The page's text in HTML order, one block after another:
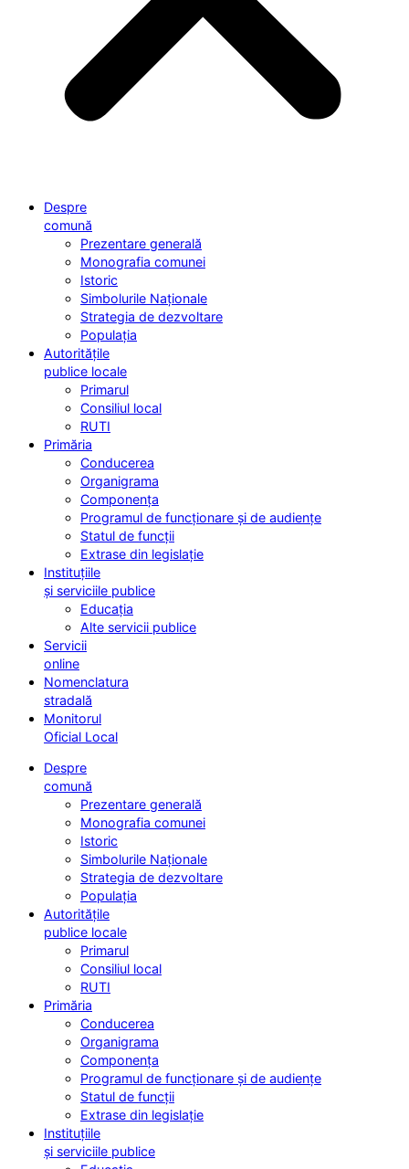
Despre
comună
Prezentare generală
Monografia comunei
Istoric
Simbolurile Naționale
Strategia de dezvoltare
Populația
Autoritățile
publice locale
Primarul
Consiliul local
RUTI
Primăria
Conducerea
Organigrama
Componența
Programul de funcționare și de audiențe
Statul de funcții
Extrase din legislație
Instituțiile
și serviciile publice
Educația
Alte servicii publice
Servicii
online
Nomenclatura
stradală
Monitorul
Oficial Local
Despre
comună
Prezentare generală
Monografia comunei
Istoric
Simbolurile Naționale
Strategia de dezvoltare
Populația
Autoritățile
publice locale
Primarul
Consiliul local
RUTI
Primăria
Conducerea
Organigrama
Componența
Programul de funcționare și de audiențe
Statul de funcții
Extrase din legislație
Instituțiile
și serviciile publice